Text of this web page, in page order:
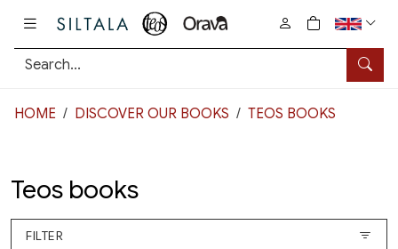
0
tuotetta
HOME DISCOVER OUR BOOKS TEOS BOOKS
Teos books
FILTER